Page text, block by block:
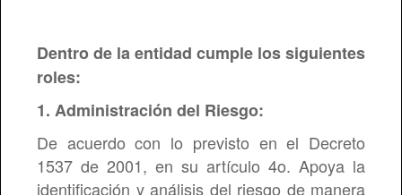
Dentro de la entidad cumple los siguientes
roles:
1. Administración del Riesgo:
De acuerdo con lo previsto en el Decreto
1537 de 2001, en su artículo 4o. Apoya la
identificación y análisis del riesgo de manera